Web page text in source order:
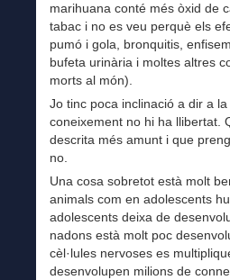
marihuana conté més òxid de
tabac i no es veu perquè els
pumó i gola, bronquitis,
bufeta urinària i moltes altres
morts al món).
Jo tinc poca inclinació a dir a
coneixement no hi ha llibertat.
descrita més amunt i que
no.
Una cosa sobretot està molt
animals com en adolescents
adolescents deixa de
nadons està molt poc
cèl·lules nervoses es
desenvolupen milions de